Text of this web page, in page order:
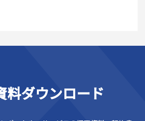
料ダウンロード